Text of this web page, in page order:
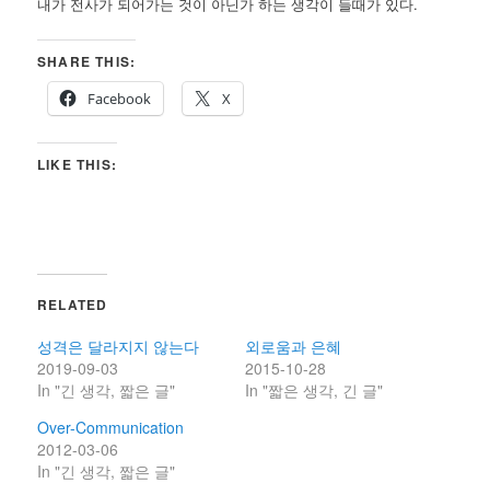
내가 전사가 되어가는 것이 아닌가 하는 생각이 들때가 있다.
SHARE THIS:
Facebook
X
LIKE THIS:
RELATED
성격은 달라지지 않는다
2019-09-03
In "긴 생각, 짧은 글"
외로움과 은혜
2015-10-28
In "짧은 생각, 긴 글"
Over-Communication
2012-03-06
In "긴 생각, 짧은 글"